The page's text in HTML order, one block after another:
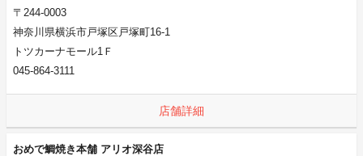
〒244-0003
神奈川県横浜市戸塚区戸塚町16-1
トツカーナモール1Ｆ
045-864-3111
店舗詳細
おめで鯛焼き本舗 アリオ深谷店